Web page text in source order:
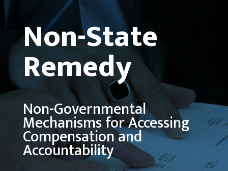
Non-State
Remedy
Non-Governmental
Mechanisms for Accessing
Compensation and
Accountability